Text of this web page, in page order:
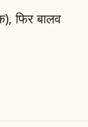
फिर बालव